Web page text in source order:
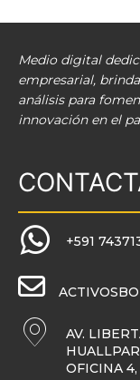
Medio digital
empresarial,
análisis para
innovación en el
+591
AV.
OFICINA